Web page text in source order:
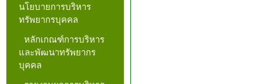
นโยบายการบริหาร
ทรัพยากรบุคคล
หลักเกณฑ์การบริหาร
และพัฒนาทรัพยากร
บุคคล